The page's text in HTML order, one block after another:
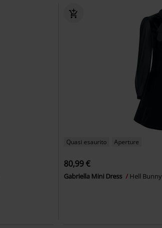
Quasi esaurito Aperture
80,99 €
Gabriella Mini Dress Hell Bunny